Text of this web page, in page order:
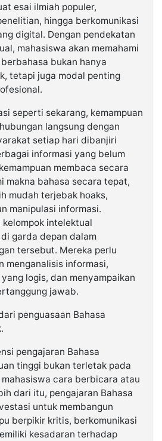
esai ilmiah populer,
hingga berkomunikasi
digital. Dengan pendekatan
mahasiswa akan memahami
bukan hanya
tetapi juga modal penting
seperti sekarang, kemampuan
langsung dengan
setiap hari dibanjiri
informasi yang belum
membaca secara
makna bahasa secara tepat,
mudah terjebak hoaks,
manipulasi informasi.
intelektual
garda depan dalam
tersebut. Mereka perlu
menganalisis informasi,
logis, dan menyampaikan
jawab.
penguasaan Bahasa
pengajaran Bahasa
tinggi bukan terletak pada
cara berbicara atau
dari itu, pengajaran Bahasa
untuk membangun
berpikir kritis, berkomunikasi
kesadaran terhadap